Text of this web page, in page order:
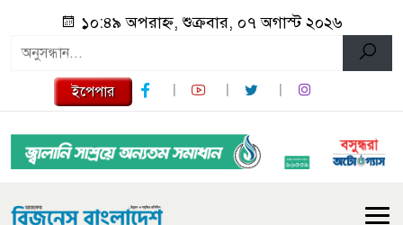
১০:৪৯ অপরাহ্ন, শুক্রবার, ০৭ অগাস্ট ২০২৬
ইপেপার